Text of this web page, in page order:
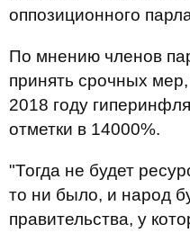
оппозиционного
По мнению членов
принять срочных
2018 году
отметки в 14000%.
"Тогда не будет
то ни было, и народ
правительства, у